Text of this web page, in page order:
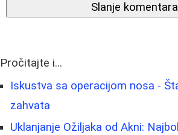
Slanje komentara
Pročitajte i...
Iskustva sa operacijom nosa -
zahvata
Uklanjanje Ožiljaka od Akni: